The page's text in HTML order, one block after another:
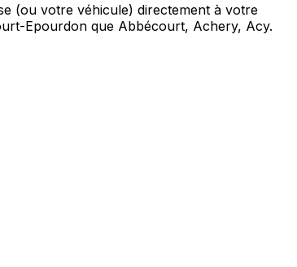
(ou votre véhicule) directement à votre
Epourdon que Abbécourt, Achery, Acy.